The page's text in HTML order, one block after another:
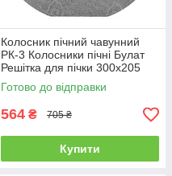
Колосник пічний чавунний
РК-3 Колосники пічні Булат
Решітка для пічки 300x205
мм Колосникові решітки
Готово до відправки
564 ₴ 705 ₴
Купити